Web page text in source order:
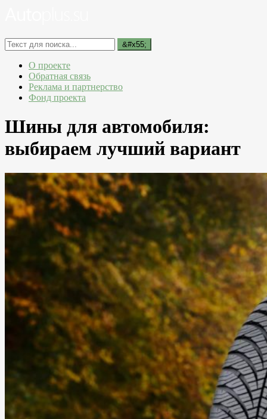
О проекте
Обратная связь
Реклама и партнерство
Фонд проекта
Шины для автомобиля:
выбираем лучший вариант